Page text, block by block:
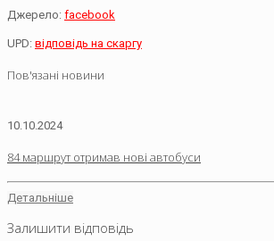
Джерело: facebook
UPD: відповідь на скаргу
Пов'язані новини
10.10.2024
84 маршрут отримав нові автобуси
Детальніше
Залишити відповідь